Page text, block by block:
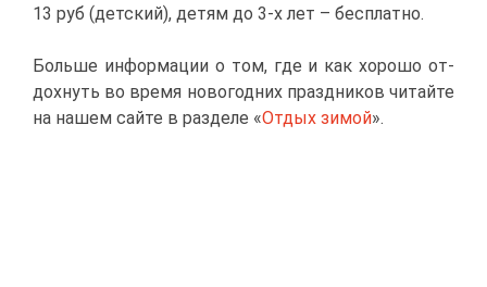
13 руб (дет­ский), де­тям до 3-х лет – бес­плат­но.
Боль­ше ин­фор­ма­ции о том, где и как хо­ро­шо от­
дох­нуть во вре­мя но­во­год­них празд­ни­ков чи­тай­те
на на­шем сай­те в раз­де­ле «От­дых зи­мой».